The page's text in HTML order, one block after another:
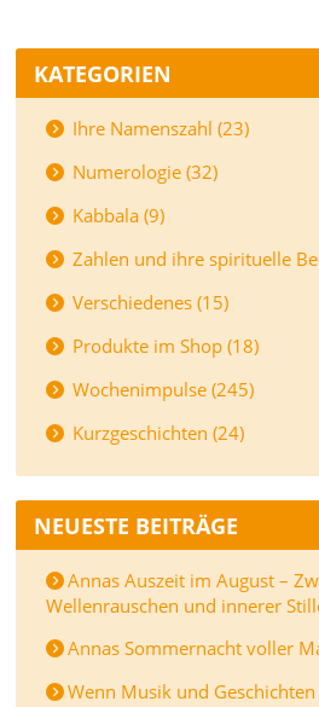
KATEGORIEN
Ihre Namenszahl (23)
Numerologie (32)
Kabbala (9)
Zahlen und ihre spirituelle
Verschiedenes (15)
Produkte im Shop (18)
Wochenimpulse (245)
Kurzgeschichten (24)
NEUESTE BEITRÄGE
Annas Auszeit im August –
Wellenrauschen und innerer
Annas Sommernacht voller
Wenn Musik und